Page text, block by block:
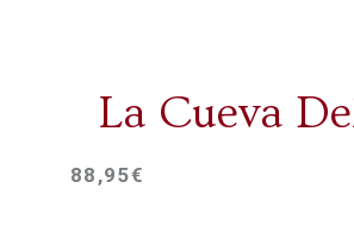
La Cueva
88,95€